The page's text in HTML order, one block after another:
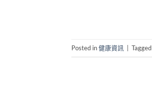
Posted in健康資訊 Tagged